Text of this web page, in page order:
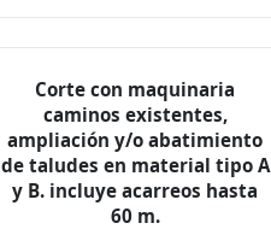
Corte con maquinaria
caminos existentes,
ampliación y/o abatimiento
de taludes en material tipo A
y B. incluye acarreos hasta
60 m.